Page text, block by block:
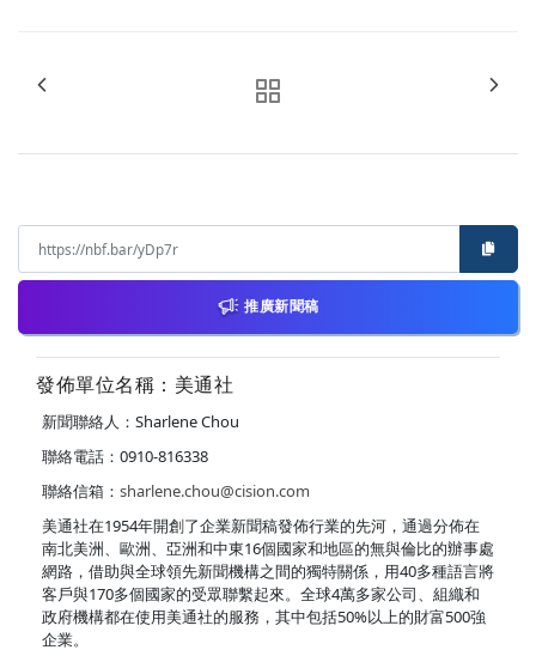
推廣新聞稿
發佈單位名稱：美通社
新聞聯絡人：Sharlene Chou
聯絡電話：0910-816338
聯絡信箱： sharlene.chou@cision.com
美通社在1954年開創了企業新聞稿發佈行業的先河，通過分佈在
南北美洲、歐洲、亞洲和中東16個國家和地區的無與倫比的辦事處
網路，借助與全球領先新聞機構之間的獨特關係，用40多種語言將
客戶與170多個國家的受眾聯繫起來。全球4萬多家公司、組織和
政府機構都在使用美通社的服務，其中包括50%以上的財富500強
企業。